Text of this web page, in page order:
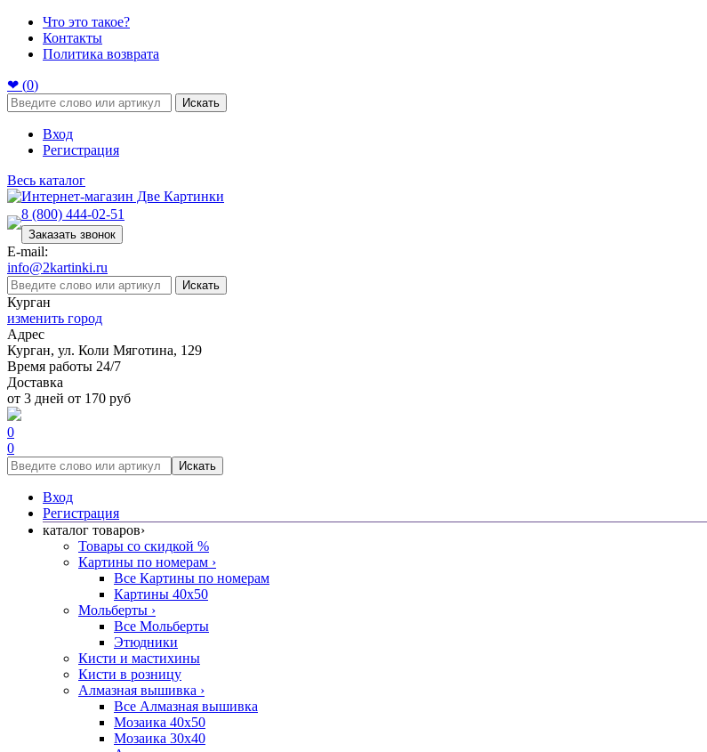
Что это такое?
Контакты
Политика возврата
❤ (0)
Искать
Вход
Регистрация
Весь каталог
8 (800) 444-02-51
Заказать звонок
E-mail:
info@2kartinki.ru
Искать
Курган
изменить город
Адрес
Курган, ул. Коли Мяготина, 129
Время работы 24/7
Доставка
от 3 дней от 170 руб
0
0
Искать
Вход
Регистрация
каталог товаров›
Товары со скидкой %
Картины по номерам ›
Все Картины по номерам
Картины 40x50
Мольберты ›
Все Мольберты
Этюдники
Кисти и мастихины
Кисти в розницу
Алмазная вышивка ›
Все Алмазная вышивка
Мозаика 40x50
Мозаика 30x40